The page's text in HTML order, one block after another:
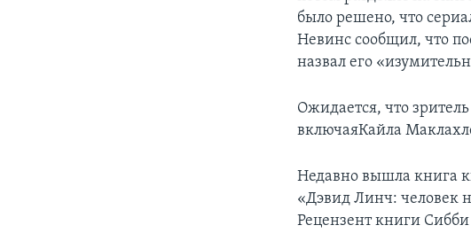
было решено, что
Невинс сообщил, что
назвал его
Ожидается, что
включаяКайла
Недавно вышла книга
«Дэвид Линч: человек
Рецензент книги